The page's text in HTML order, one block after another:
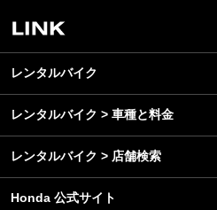
レンタルバイク
レンタルバイク
レンタルバイク > 車種と料金
レンタルバイク > 店舗検索
Honda 公式サイト